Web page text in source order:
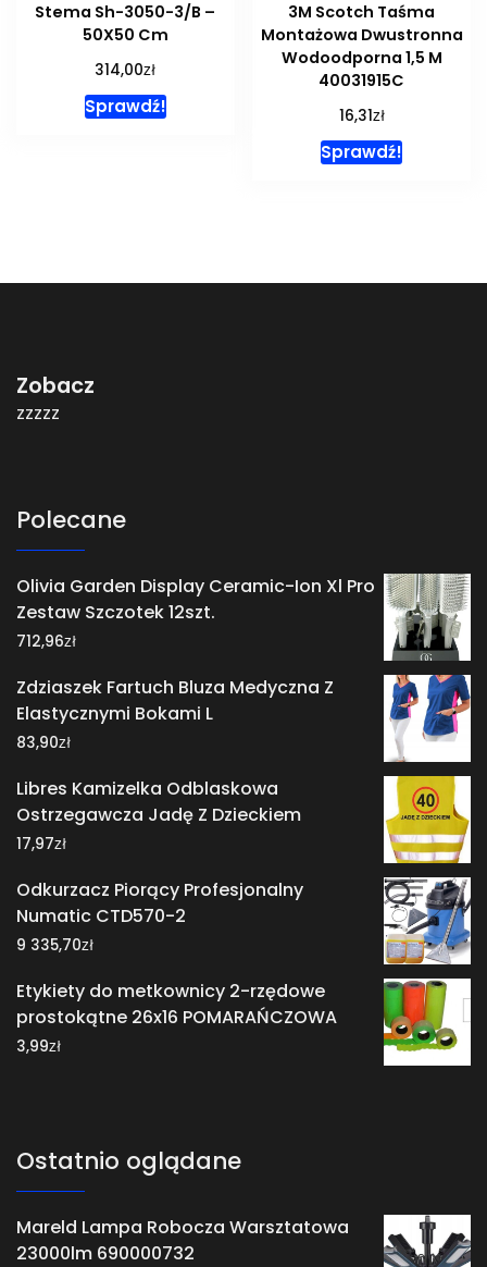
Stema Sh-3050-3/B –
50X50 Cm
314,00zł
Sprawdź!
3M Scotch Taśma
Montażowa Dwustronna
Wodoodporna 1,5 M
40031915C
16,31zł
Sprawdź!
Zobacz
zzzzz
Polecane
Olivia Garden Display Ceramic-Ion Xl Pro
Zestaw Szczotek 12szt.
712,96zł
Zdziaszek Fartuch Bluza Medyczna Z
Elastycznymi Bokami L
83,90zł
Libres Kamizelka Odblaskowa
Ostrzegawcza Jadę Z Dzieckiem
17,97zł
Odkurzacz Piorący Profesjonalny
Numatic CTD570-2
9 335,70zł
Etykiety do metkownicy 2-rzędowe
prostokątne 26x16 POMARAŃCZOWA
3,99zł
Ostatnio oglądane
Mareld Lampa Robocza Warsztatowa
23000lm 690000732